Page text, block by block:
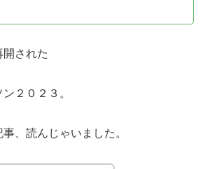
された
２０２３。
、読んじゃいました。